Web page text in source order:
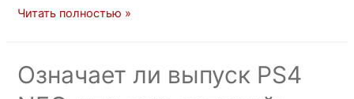
Читать полностью »
Означает ли выпуск PS4